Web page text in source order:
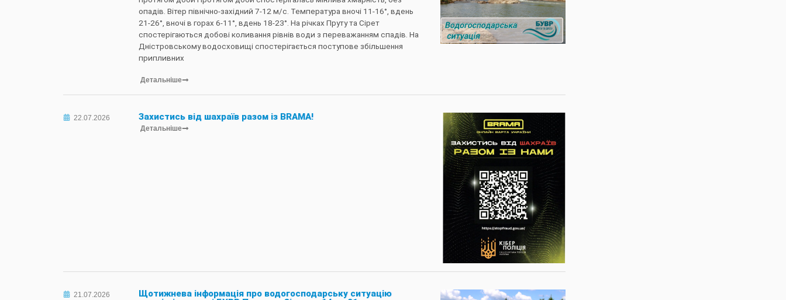
опадів. Вітер північно-західний 7-12 м/с. Температура вночі 11-16°, вдень
21-26°, вночі в горах 6-11°, вдень 18-23°. На річках Пруту та Сірет
спостерігаються добові коливання рівнів води з переважанням спадів. На
Дністровському водосховищі спостерігається поступове збільшення
припливних
Детальніше
22.07.2026 Захистись від шахраїв разом із BRAMA!
Детальніше
21.07.2026
Щотижнева інформація про водогосподарську ситуацію